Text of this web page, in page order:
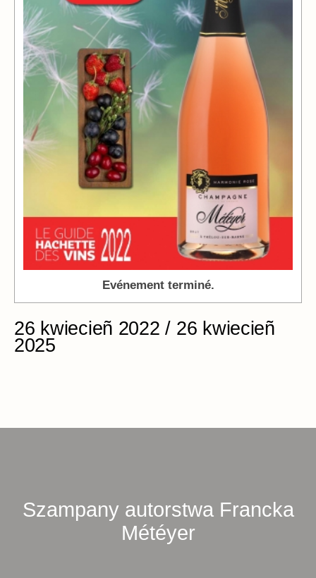
Evénement terminé.
26 kwiecieñ 2022 / 26 kwiecieñ
2025
Szampany autorstwa Francka
Météyer